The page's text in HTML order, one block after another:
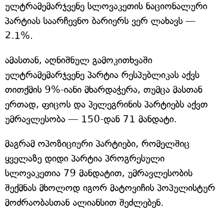
ულტრამემარჯვენე სლოვაკეთის ნაციონალური
პარტიას საარჩევნო ბარიერს ვერ ლახავს —
2.1%.
ამასთან, აღნიშნულ გამოკითხვაში
ულტრამემარჯვენე პარტია რესპუბლიკას აქვს
თითქმის 9%-იანი მხარდაჭერა, თუმცა მასთან
ერთად, ფიცოს და პელეგრინის პარტიებს აქვთ
უმრავლესობა — 150-დან 71 მანდატი.
მაგრამ ოპოზიციური პარტიები, რომელშიც
ყველაზე დიდი პარტია პროგრესული
სლოვაკეთია 79 მანდატით, უმრავლესობის
შექმნას მხოლოდ იგორ მატოვიჩის პოპულისტურ
მოძრაობასთან ალიანსით შეძლებენ.